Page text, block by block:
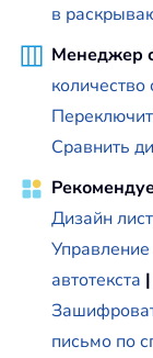
в
Менеджер
количество
Сравнить
Дизайн
автотекста |
письмо по